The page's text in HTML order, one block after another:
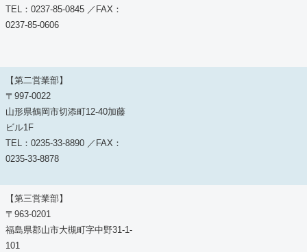
TEL：0237-85-0845 ／FAX：
0237-85-0606
【第二営業部】
〒997-0022
山形県鶴岡市切添町12-40加藤
ビル1F
TEL：0235-33-8890 ／FAX：
0235-33-8878
【第三営業部】
〒963-0201
福島県郡山市大槻町字中野31-1-
101